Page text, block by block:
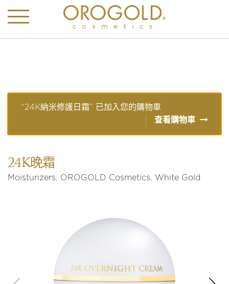
“24K納米修護日霜” 已加入您的購物車
查看購物車
24K晚霜
Moisturizers, OROGOLD Cosmetics, White Gold